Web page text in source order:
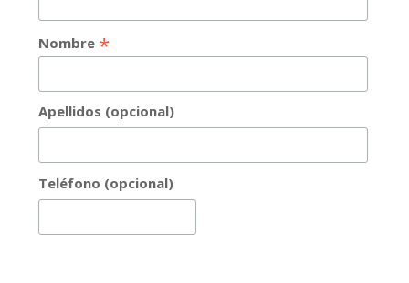
Nombre *
Apellidos (opcional)
Teléfono (opcional)